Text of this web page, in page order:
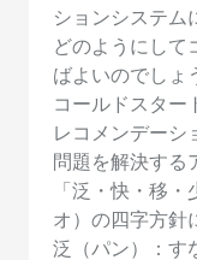
ションシステム
どのようにして
ばよいのでしょ
コールドスター
レコメンデーシ
問題を解決する
「泛・快・移
オ）の四字方針
泛（パン）：す